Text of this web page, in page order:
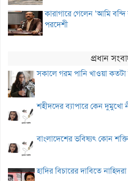
কারাগারে গেলেন ‘আমি
পরদেশী
প্রধান
সকালে গরম পানি খাওয়া কতটা
শহীদদের ব্যাপারে কেন দুমুখো
বাংলাদেশের ভবিষ্যৎ কোন
হাদির বিচারের দাবিতে